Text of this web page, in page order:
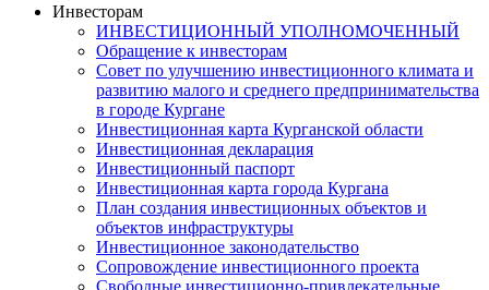
Инвесторам
ИНВЕСТИЦИОННЫЙ УПОЛНОМОЧЕННЫЙ
Обращение к инвесторам
Совет по улучшению инвестиционного климата и
развитию малого и среднего предпринимательства
в городе Кургане
Инвестиционная карта Курганской области
Инвестиционная декларация
Инвестиционный паспорт
Инвестиционная карта города Кургана
План создания инвестиционных объектов и
объектов инфраструктуры
Инвестиционное законодательство
Сопровождение инвестиционного проекта
Свободные инвестиционно-привлекательные